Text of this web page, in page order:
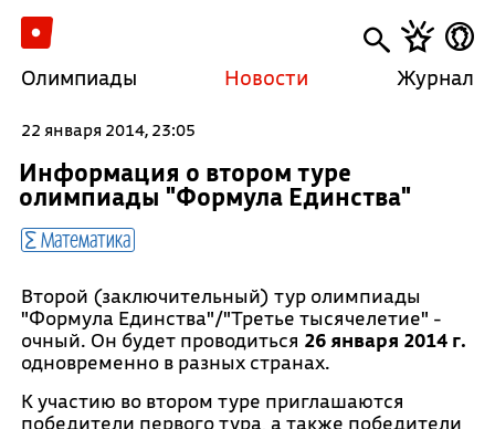
Олимпиады Новости Журнал
22 января 2014, 23:05
Информация о втором туре
олимпиады "Формула Единства"
Математика
Второй (заключительный) тур олимпиады
"Формула Единства"/"Третье тысячелетие" -
очный. Он будет проводиться 26 января 2014 г.
одновременно в разных странах.
К участию во втором туре приглашаются
победители первого тура, а также победители